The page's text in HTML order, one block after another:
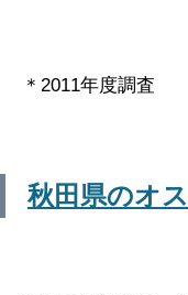
＊2011年度調査
秋田県のオ